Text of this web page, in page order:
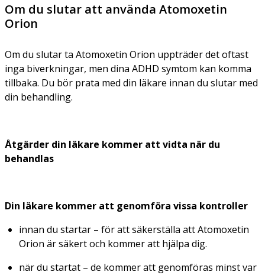
Om du slutar att använda Atomoxetin
Orion
Om du slutar ta Atomoxetin Orion uppträder det oftast
inga biverkningar, men dina ADHD symtom kan komma
tillbaka. Du bör prata med din läkare innan du slutar med
din behandling.
Åtgärder din läkare kommer att vidta när du
behandlas
Din läkare kommer att genomföra vissa kontroller
innan du startar – för att säkerställa att Atomoxetin
Orion är säkert och kommer att hjälpa dig.
när du startat – de kommer att genomföras minst var